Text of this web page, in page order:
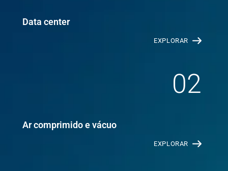
Data center
EXPLORAR
02
Ar comprimido e vácuo
EXPLORAR